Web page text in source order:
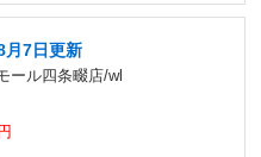
月7日更新
ール四条畷店/wl